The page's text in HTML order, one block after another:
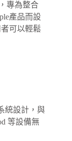
專為整合
產品而設
可以輕鬆
統設計，與
等設備無